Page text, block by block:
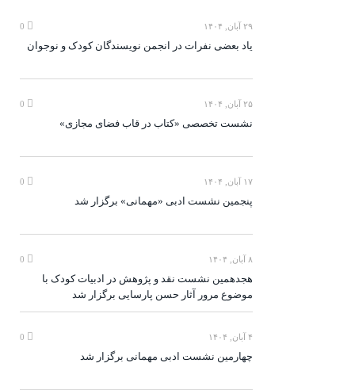
۲۹ آبان, ۱۴۰۴
یاد بعضی نفرات در انجمن نویسندگان کودک و نوجوان
۲۵ آبان, ۱۴۰۴
نشست تخصصی «کتاب در قاب فضای مجازی»
۱۷ آبان, ۱۴۰۴
پنجمین نشست ادبی «مهمانی» برگزار شد
۸ آبان, ۱۴۰۴
هجدهمین نشست نقد و پژوهش در ادبیات کودک با
موضوع مرور آثار حسن پارسایی برگزار شد
۴ آبان, ۱۴۰۴
چهارمین نشست ادبی مهمانی برگزار شد